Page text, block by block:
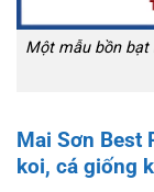
Một mẫu bồn bạt
Mai Sơn Best
koi, cá giống